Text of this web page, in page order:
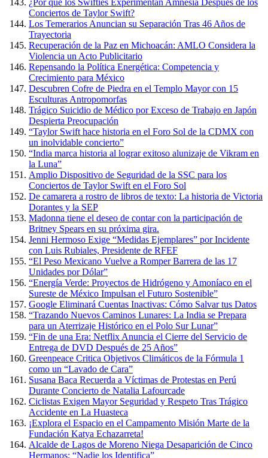
¿Por qué los Swifties Experimentan Amnesia Después de los
Conciertos de Taylor Swift?
Los Temerarios Anuncian su Separación Tras 46 Años de
Trayectoria
Recuperación de la Paz en Michoacán: AMLO Considera la
Violencia un Acto Publicitario
Repensando la Política Energética: Competencia y
Crecimiento para México
Descubren Cofre de Piedra en el Templo Mayor con 15
Esculturas Antropomorfas
Trágico Suicidio de Médico por Exceso de Trabajo en Japón
Despierta Preocupación
“Taylor Swift hace historia en el Foro Sol de la CDMX con
un inolvidable concierto”
“India marca historia al lograr exitoso alunizaje de Vikram en
la Luna”
Amplio Dispositivo de Seguridad de la SSC para los
Conciertos de Taylor Swift en el Foro Sol
De camarera a rostro de libros de texto: La historia de Victoria
Dorantes y la SEP
Madonna tiene el deseo de contar con la participación de
Britney Spears en su próxima gira.
Jenni Hermoso Exige “Medidas Ejemplares” por Incidente
con Luis Rubiales, Presidente de RFEF
“El Peso Mexicano Vuelve a Romper Barrera de las 17
Unidades por Dólar”
“Energía Verde: Proyectos de Hidrógeno y Amoníaco en el
Sureste de México Impulsan el Futuro Sostenible”
Google Eliminará Cuentas Inactivas: Cómo Salvar tus Datos
“Trazando Nuevos Caminos Lunares: La India se Prepara
para un Aterrizaje Histórico en el Polo Sur Lunar”
“Fin de una Era: Netflix Anuncia el Cierre del Servicio de
Entrega de DVD Después de 25 Años”
Greenpeace Critica Objetivos Climáticos de la Fórmula 1
como un “Lavado de Cara”
Susana Baca Recuerda a Víctimas de Protestas en Perú
Durante Concierto de Natalia Lafourcade
Ciclistas Exigen Mayor Seguridad y Respeto Tras Trágico
Accidente en La Huasteca
¡Explora el Espacio en el Campamento Misión Marte de la
Fundación Katya Echazarreta!
Alcalde de Lagos de Moreno Niega Desaparición de Cinco
Hermanos: “Nadie los Identifica”